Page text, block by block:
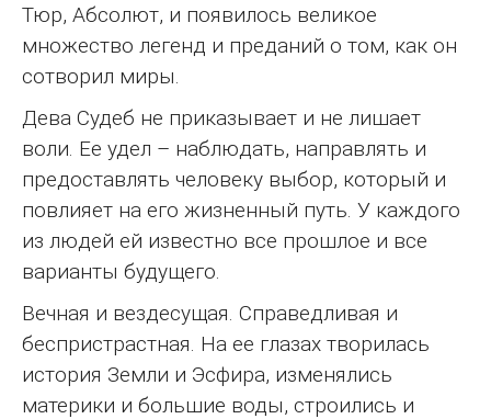
Тюр, Абсолют, и появилось великое
множество легенд и преданий о том, как он
сотворил миры.
Дева Судеб не приказывает и не лишает
воли. Ее удел – наблюдать, направлять и
предоставлять человеку выбор, который и
повлияет на его жизненный путь. У каждого
из людей ей известно все прошлое и все
варианты будущего.
Вечная и вездесущая. Справедливая и
беспристрастная. На ее глазах творилась
история Земли и Эсфира, изменялись
материки и большие воды, строились и